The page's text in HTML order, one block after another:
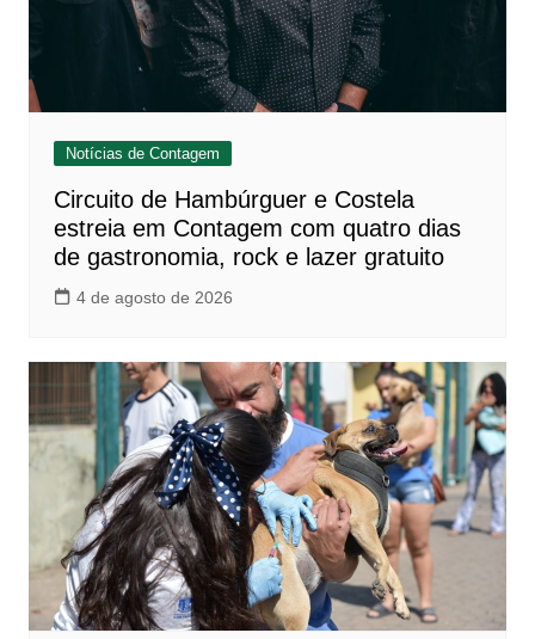
Notícias de Contagem
Circuito de Hambúrguer e Costela
estreia em Contagem com quatro dias
de gastronomia, rock e lazer gratuito
4 de agosto de 2026